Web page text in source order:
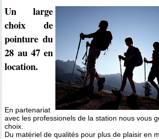
Un large
choix de
pointure du
28 au 47 en
location.
En partenariat
avec les professionels de la station nous vous
choix.
Du matériel de qualités pour plus de plaisir en